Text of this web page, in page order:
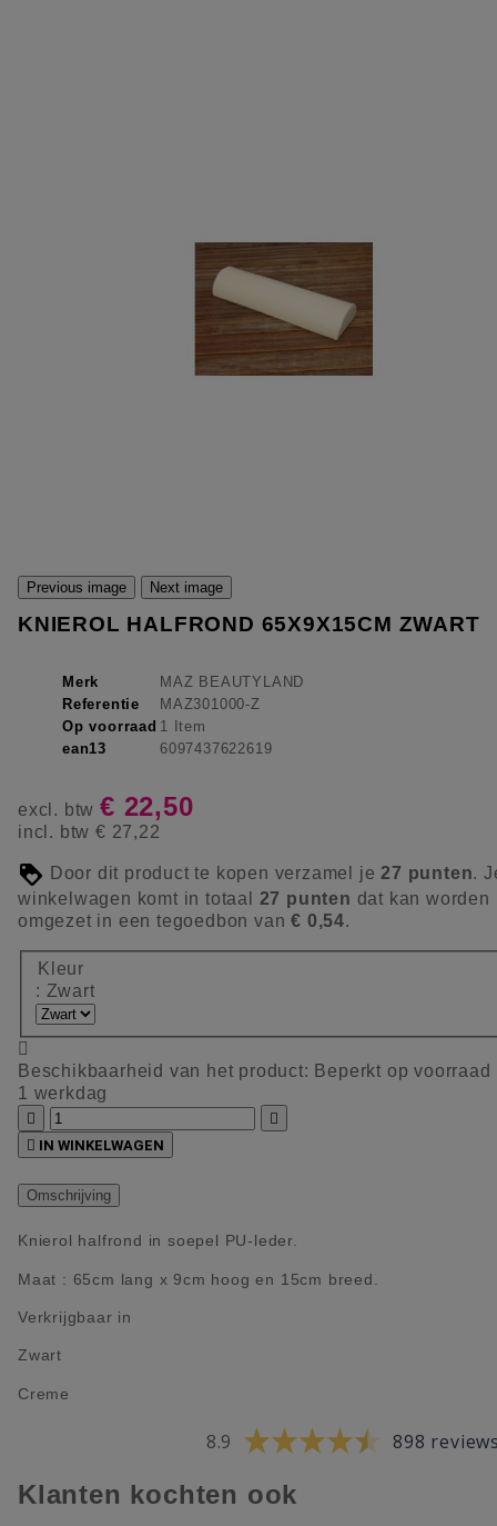
Previous image Next image
KNIEROL HALFROND 65X9X15CM ZWART
Merk
MAZ BEAUTYLAND
Referentie
MAZ301000-Z
Op voorraad 1 Item
ean13
6097437622619
excl. btw € 22,50
incl. btw € 27,22
Door dit product te kopen verzamel je27 punten.
winkelwagen komt in totaal 27 punten dat kan worden
omgezet in een tegoedbon van€ 0,54.
Kleur
: Zwart

Beschikbaarheid van het product: Beperkt op voorraad
1 werkdag


 IN WINKELWAGEN
Omschrijving
Knierol halfrond in soepel PU-leder.
Maat : 65cm lang x 9cm hoog en 15cm breed.
Verkrijgbaar in
Zwart
Creme
8.9 898
Klanten kochten ook